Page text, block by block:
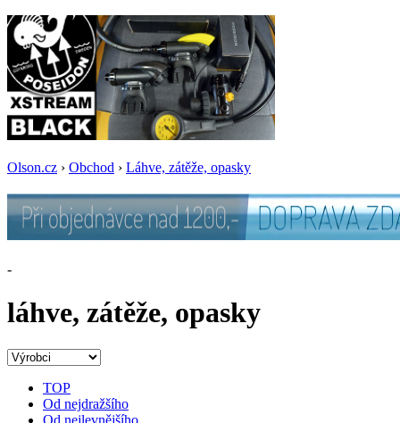
Olson.cz › Obchod › Láhve, zátěže, opasky
-
láhve, zátěže, opasky
TOP
Od nejdražšího
Od nejlevnějšího